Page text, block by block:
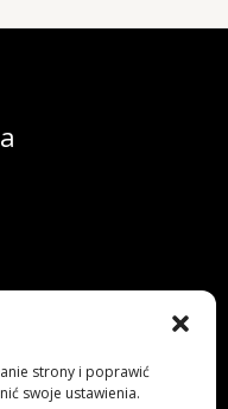
strony i poprawić
swoje ustawienia.